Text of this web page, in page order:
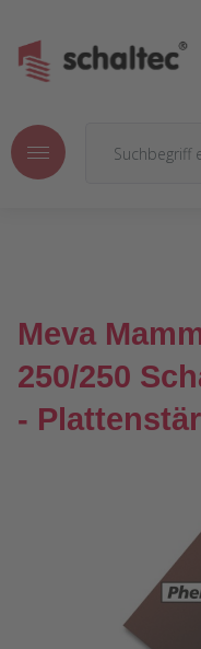
Meva
250/250
-
Bildergalerie